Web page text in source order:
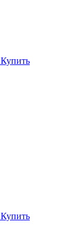
Купить
Купить